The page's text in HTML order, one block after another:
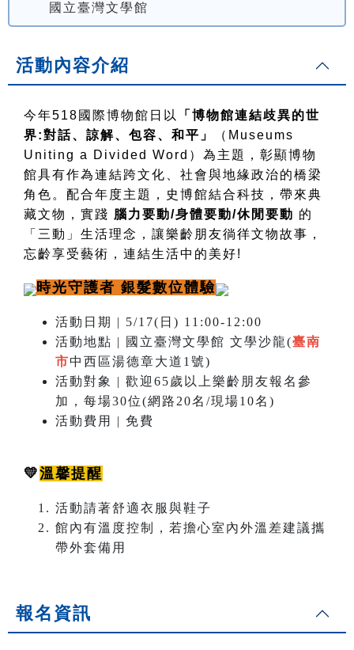
國立臺灣文學館
活動內容介紹
今年518國際博物館日以
「博物館連結歧異的世
界:對話、諒解、包容、和平」
（ Museums
Uniting a Divided Word ）為主題，彰顯博物
館具有作為連結跨文化、社會與地緣政治的橋梁
角色。配合年度主題，史博館結合科技，帶來典
藏文物，實踐 腦力要動/身體要動/休閒要動 的
「三動」生活理念，讓樂齡朋友徜徉文物故事，
忘齡享受藝術，連結生活中的美好!
時光守護者 銀髮數位體驗
活動日期 | 5/17(日) 11:00-12:00
活動地點 | 國立臺灣文學館 文學沙龍(臺南
市中西區湯德章大道1號)
活動對象 | 歡迎65歲以上樂齡朋友報名參
加，每場30位(網路20名/現場10名)
活動費用 | 免費
💛溫馨提醒
活動請著舒適衣服與鞋子
館內有溫度控制，若擔心室內外溫差建議攜
帶外套備用
報名資訊